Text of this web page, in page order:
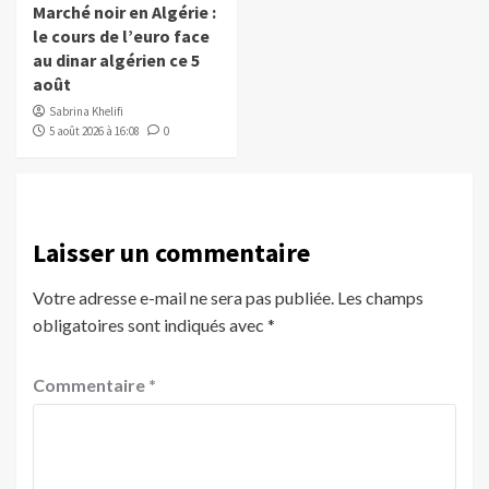
Marché noir en Algérie :
le cours de l’euro face
au dinar algérien ce 5
août
Sabrina Khelifi
5 août 2026 à 16:08
0
Laisser un commentaire
Votre adresse e-mail ne sera pas publiée. Les champs
obligatoires sont indiqués avec *
Commentaire *